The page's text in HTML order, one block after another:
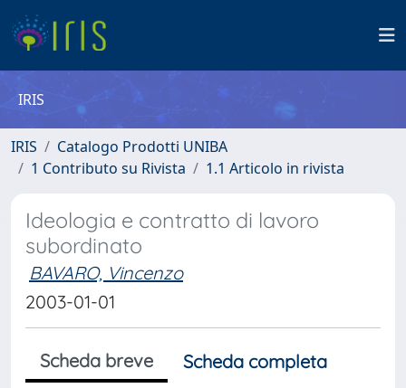
IRIS
IRIS
Catalogo Prodotti UNIBA
1 Contributo su Rivista
1.1 Articolo in rivista
Ideologia e contratto di lavoro
subordinato
BAVARO, Vincenzo
2003-01-01
Scheda breve
Scheda completa